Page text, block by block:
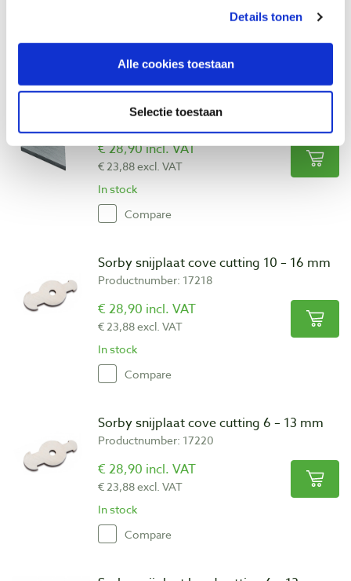
Details tonen
Alle cookies toestaan
Selectie toestaan
Sorby snijplaat recess
Productnumber: 17217
€ 28,90 incl. VAT
€ 23,88 excl. VAT
In stock
Compare
Sorby snijplaat cove cutting 10 – 16 mm
Productnumber: 17218
€ 28,90 incl. VAT
€ 23,88 excl. VAT
In stock
Compare
Sorby snijplaat cove cutting 6 – 13 mm
Productnumber: 17220
€ 28,90 incl. VAT
€ 23,88 excl. VAT
In stock
Compare